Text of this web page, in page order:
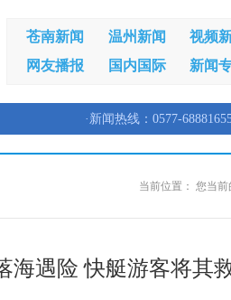
苍南新闻 温州新闻 视频
网友播报
国内国际 新闻
·新闻热线：0577-
当前位置： 您当前
海遇险 快艇游客将其